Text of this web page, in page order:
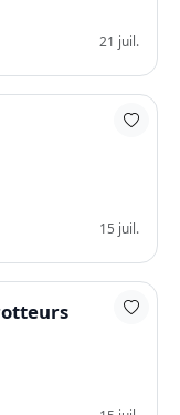
21 juil.
15 juil.